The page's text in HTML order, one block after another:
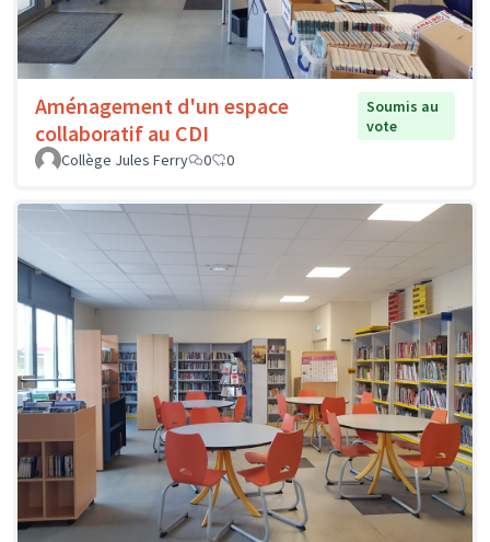
Aménagement d'un espace
collaboratif au CDI
Soumis au
vote
Collège Jules Ferry
0 0